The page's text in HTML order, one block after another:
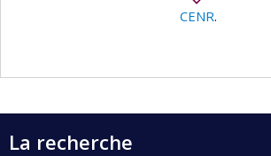
CENR.
La recherche